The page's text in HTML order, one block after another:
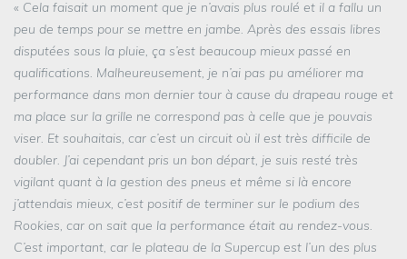
« Cela faisait un moment que je n’avais plus roulé et il a fallu un
peu de temps pour se mettre en jambe. Après des essais libres
disputées sous la pluie, ça s’est beaucoup mieux passé en
qualifications. Malheureusement, je n’ai pas pu améliorer ma
performance dans mon dernier tour à cause du drapeau rouge et
ma place sur la grille ne correspond pas à celle que je pouvais
viser. Et souhaitais, car c’est un circuit où il est très difficile de
doubler. J’ai cependant pris un bon départ, je suis resté très
vigilant quant à la gestion des pneus et même si là encore
j’attendais mieux, c’est positif de terminer sur le podium des
Rookies, car on sait que la performance était au rendez-vous.
C’est important, car le plateau de la Supercup est l’un des plus